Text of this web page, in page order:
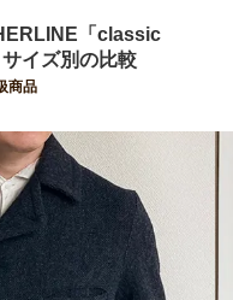
「classic
イズ別の比較
商品